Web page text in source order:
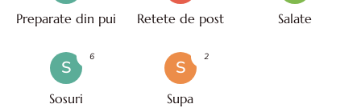
Preparate din pui Retete de post Salate
S
Sosuri
6
S
Supa
2